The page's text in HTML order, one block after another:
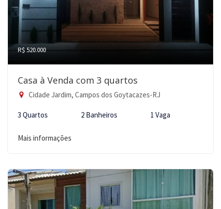
R$ 520.000
Casa à Venda com 3 quartos
Cidade Jardim, Campos dos Goytacazes-RJ
3 Quartos 2 Banheiros 1 Vaga
Mais informações